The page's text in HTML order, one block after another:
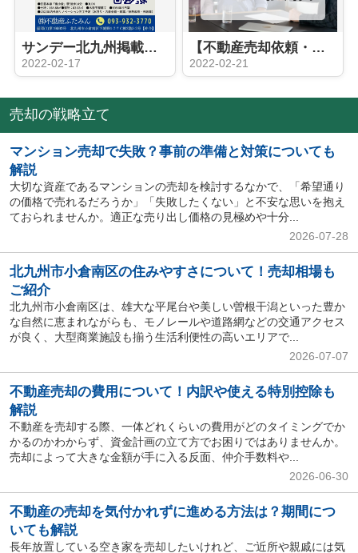
サンデー北九州掲載のお知らせ【RESET HOUSE－小倉北区高尾1丁目1期－】
2022-02-17
【不動産売却依頼・専属専任】北九州市小倉南区津田新町 新築戸建て
2022-02-21
売却の戦略立て
マンション売却で失敗？事前の準備と対策についても
解説
大切な資産であるマンションの売却を検討するなかで、「希望通り
の価格で売れるだろうか」「失敗したくない」と不安な思いを抱え
ておられませんか。適正な売り出し価格の見極めや十分...
2026-07-28
北九州市小倉南区の住みやすさについて！売却相場も
ご紹介
北九州市小倉南区は、雄大な平尾台や美しい曽根干潟といった豊か
な自然に恵まれながらも、モノレールや道路網などの交通アクセス
が良く、大型商業施設も揃う生活利便性の高いエリアで...
2026-07-07
不動産売却の費用について！内訳や使える特別控除も
解説
不動産を売却する際、一体どれくらいの費用がどのタイミングでか
かるのかわからず、資金計画の立て方でお困りではありませんか。
売却によって大きな金額が手に入る反面、仲介手数料や...
2026-06-30
不動産の売却を気付かれずに進める方法は？期間につ
いても解説
長年放置している空き家を売却したいけれど、ご近所や親戚には気